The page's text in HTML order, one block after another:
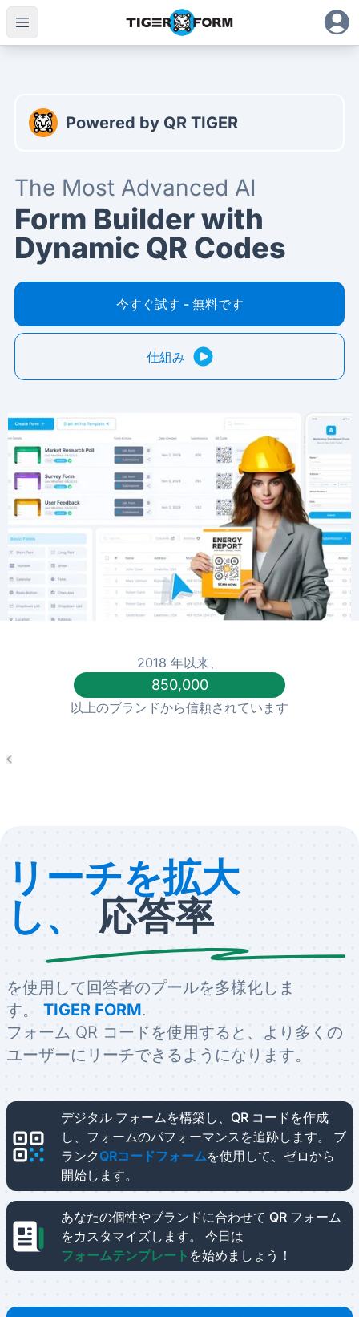
Powered by QR TIGER
The Most Advanced AI
Form Builder with
Dynamic QR Codes
今すぐ試す - 無料です
仕組み
2018 年以来、
850,000
以上のブランドから信頼されています
リーチを拡大
し、
応答率
を使用して回答者のプールを多様化しま
す。 TIGER FORM.
フォーム QR コードを使用すると、より多くの
ユーザーにリーチできるようになります。
デジタル フォームを構築し、QR コードを作成
し、フォームのパフォーマンスを追跡します。 ブ
ランク QRコードフォームを使用して、ゼロから
開始します。
あなたの個性やブランドに合わせて QR フォーム
をカスタマイズします。 今日は
フォームテンプレート を始めましょう！